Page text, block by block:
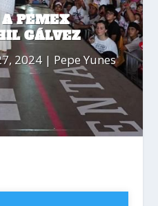
PEMEX
GÁLVEZ
2024| Pepe Yunes